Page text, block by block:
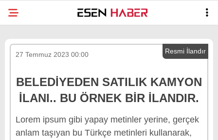
27 Temmuz 2023 00:00
BELEDIYEDEN SATILIK KAMYON
ILANI.. BU ÖRNEK BIR ILANDIR.
Lorem ipsum gibi yapay metinler yerine, gerçek
anlam taşıyan bu Türkçe metinleri kullanarak,